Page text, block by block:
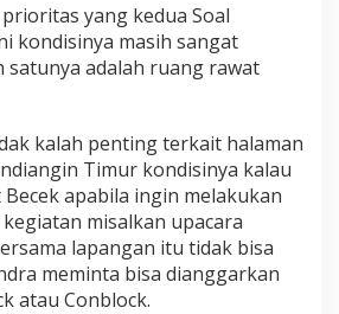
yang kedua Soal
kondisinya masih sangat
satunya adalah ruang rawat
kalah penting terkait halaman
Timur kondisinya kalau
apabila ingin melakukan
misalkan upacara
lapangan itu tidak bisa
meminta bisa dianggarkan
atau Conblock.